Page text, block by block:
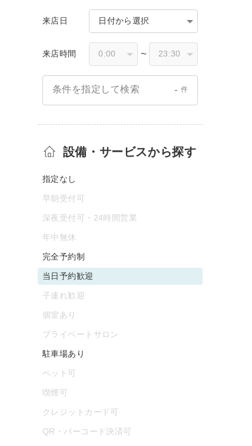
来店日 日付から選択
来店時間 〜
条件を指定して検索 - 件
設備・サービスから探す
指定なし
早朝受付可
深夜受付可・24時間営業
年中無休
完全予約制
当日予約歓迎
子連れ歓迎
個室あり
プライベートサロン
駐車場あり
ペット可
喫煙可
クレジットカード可
QR・バーコード決済可